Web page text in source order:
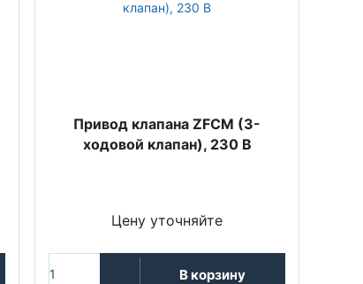
Привод клапана ZFCM (3-
ходовой клапан), 230 В
Цену уточняйте
В корзину